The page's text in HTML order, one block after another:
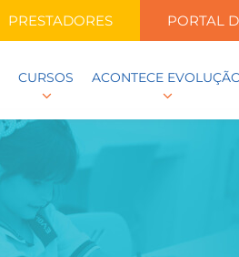
PORTAL
PRESTADORES
CURSOS ACONTECE